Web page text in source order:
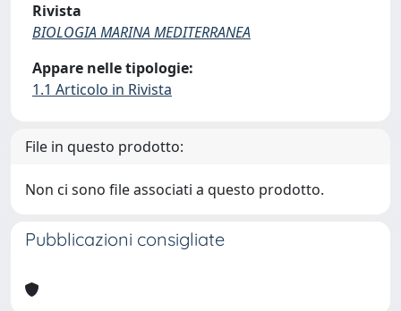
Rivista
BIOLOGIA MARINA MEDITERRANEA
Appare nelle tipologie:
1.1 Articolo in Rivista
File in questo prodotto:
Non ci sono file associati a questo prodotto.
Pubblicazioni consigliate